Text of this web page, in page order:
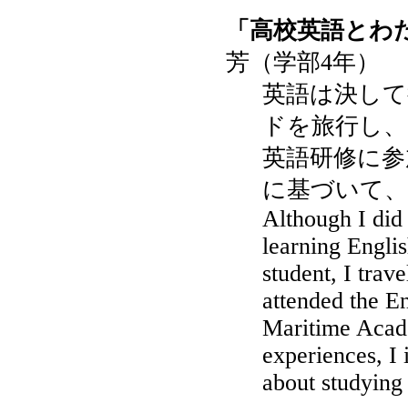
「高校英語と
芳（学部4年）
英語は決し
ドを旅行し
英語研修に
に基づいて
Although I did
learning
student, I
attended the
Maritime
experiences,
about